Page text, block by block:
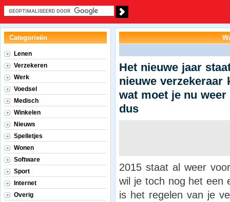
Het nieuwe jaar
nieuwe verzekeraar
wat moet je nu
dus
2015 staat al weer
wil je toch nog het een
is het regelen van je
Categorieën
Lenen
Verzekeren
Werk
Voedsel
Medisch
Winkelen
Nieuws
Spelletjes
Wonen
Software
Sport
Internet
Overig